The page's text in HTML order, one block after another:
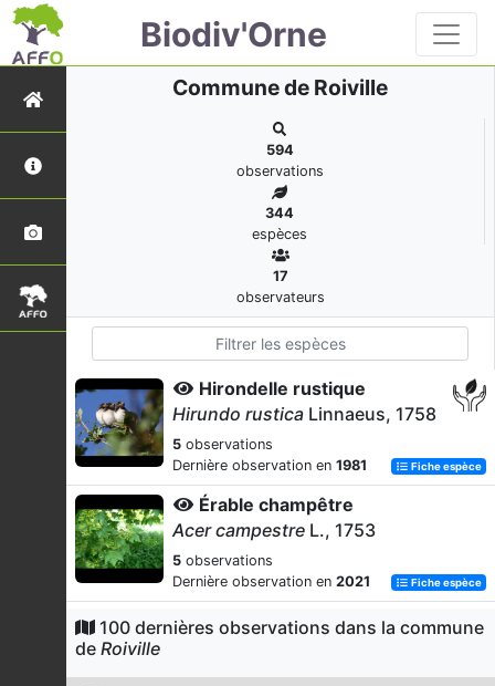
Biodiv'Orne
Commune de Roiville
594
observations
344
espèces
17
observateurs
Hirondelle rustique
Hirundo rustica Linnaeus, 1758
5 observations
Dernière observation en 1981 Fiche espèce
Érable champêtre
Acer campestre L., 1753
5 observations
Dernière observation en 2021 Fiche espèce
Himantoglosse bouc
100 dernières observations dans la commune
de Roiville